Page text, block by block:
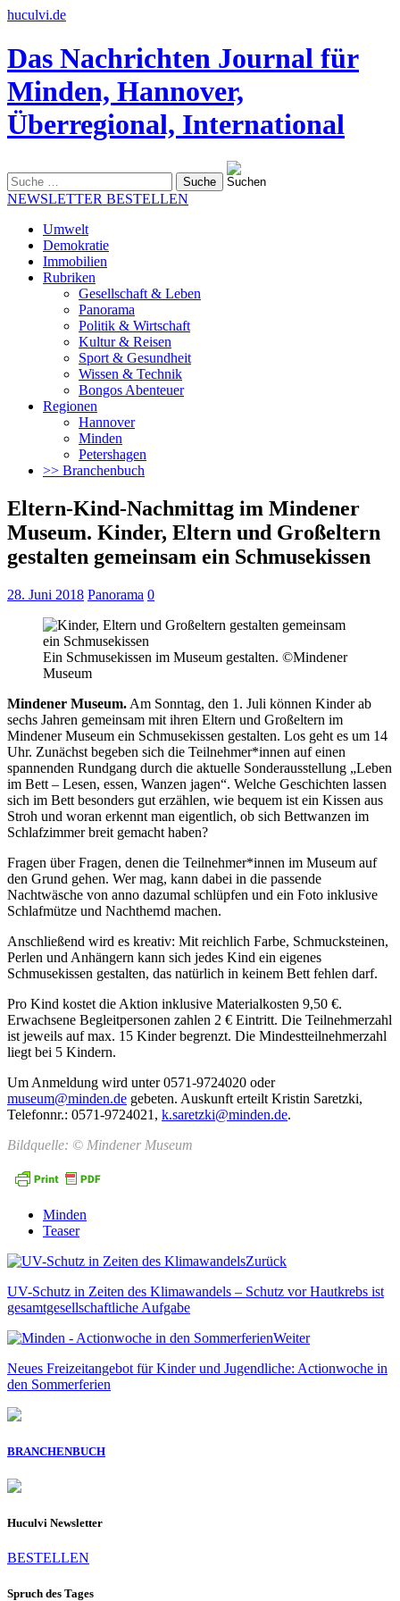
huculvi.de
Das Nachrichten Journal für
Minden, Hannover,
Überregional, International
nach:
NEWSLETTER BESTELLEN
Umwelt
Demokratie
Immobilien
Rubriken
Gesellschaft & Leben
Panorama
Politik & Wirtschaft
Kultur & Reisen
Sport & Gesundheit
Wissen & Technik
Bongos Abenteuer
Regionen
Hannover
Minden
Petershagen
>> Branchenbuch
Eltern-Kind-Nachmittag im Mindener
Museum. Kinder, Eltern und Großeltern
gestalten gemeinsam ein Schmusekissen
28. Juni 2018 Panorama 0
Ein Schmusekissen im Museum gestalten. ©Mindener
Museum
Mindener Museum. Am Sonntag, den 1. Juli können Kinder ab
sechs Jahren gemeinsam mit ihren Eltern und Großeltern im
Mindener Museum ein Schmusekissen gestalten. Los geht es um 14
Uhr. Zunächst begeben sich die Teilnehmer*innen auf einen
spannenden Rundgang durch die aktuelle Sonderausstellung „Leben
im Bett – Lesen, essen, Wanzen jagen“. Welche Geschichten lassen
sich im Bett besonders gut erzählen, wie bequem ist ein Kissen aus
Stroh und woran erkennt man eigentlich, ob sich Bettwanzen im
Schlafzimmer breit gemacht haben?
Fragen über Fragen, denen die Teilnehmer*innen im Museum auf
den Grund gehen. Wer mag, kann dabei in die passende
Nachtwäsche von anno dazumal schlüpfen und ein Foto inklusive
Schlafmütze und Nachthemd machen.
Anschließend wird es kreativ: Mit reichlich Farbe, Schmucksteinen,
Perlen und Anhängern kann sich jedes Kind ein eigenes
Schmusekissen gestalten, das natürlich in keinem Bett fehlen darf.
Pro Kind kostet die Aktion inklusive Materialkosten 9,50 €.
Erwachsene Begleitpersonen zahlen 2 € Eintritt. Die Teilnehmerzahl
ist jeweils auf max. 15 Kinder begrenzt. Die Mindestteilnehmerzahl
liegt bei 5 Kindern.
Um Anmeldung wird unter 0571-9724020 oder
museum@minden.de gebeten. Auskunft erteilt Kristin Saretzki,
Telefonnr.: 0571-9724021, k.saretzki@minden.de.
Bildquelle: © Mindener Museum
Minden
Teaser
Zurück
UV-Schutz in Zeiten des Klimawandels – Schutz vor Hautkrebs ist
gesamtgesellschaftliche Aufgabe
Weiter
Neues Freizeitangebot für Kinder und Jugendliche: Actionwoche in
den Sommerferien
BRANCHENBUCH
Huculvi Newsletter
BESTELLEN
Spruch des Tages